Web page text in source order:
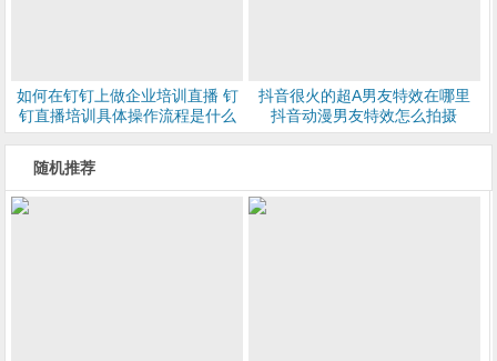
如何在钉钉上做企业培训直播 钉
钉直播培训具体操作流程是什么
抖音很火的超A男友特效在哪里
抖音动漫男友特效怎么拍摄
随机推荐